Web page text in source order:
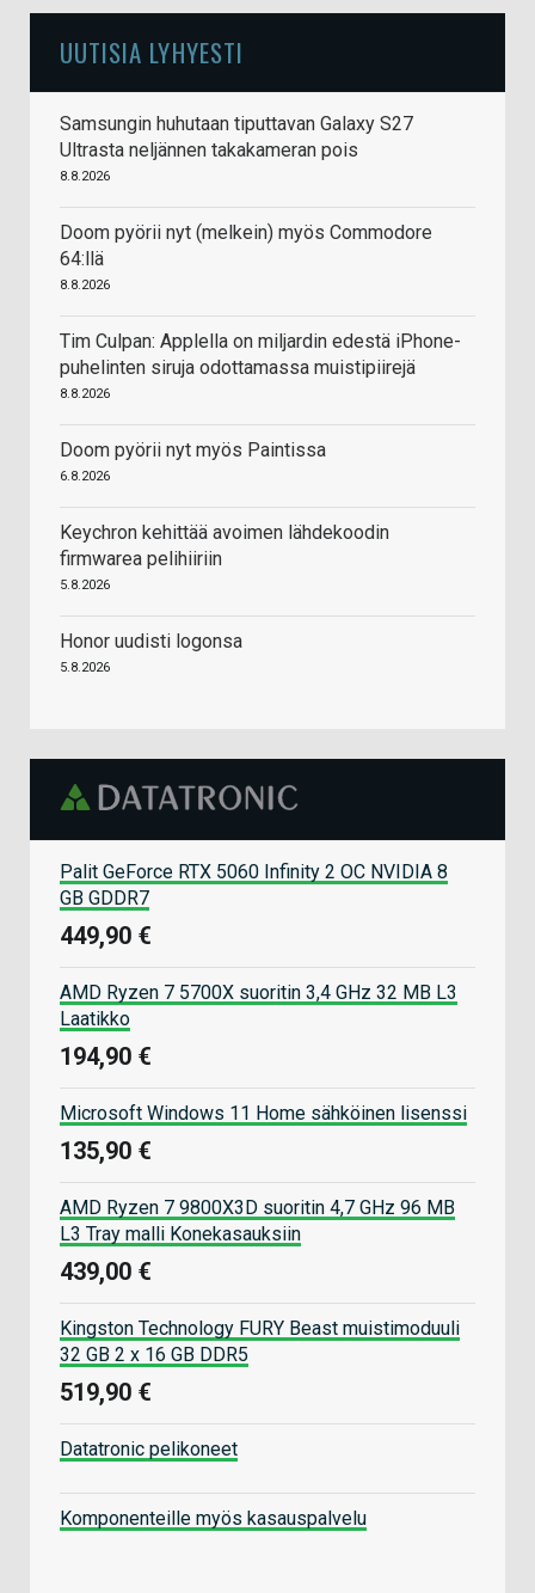
UUTISIA LYHYESTI
Samsungin huhutaan tiputtavan Galaxy S27
Ultrasta neljännen takakameran pois
8.8.2026
Doom pyörii nyt (melkein) myös Commodore
64:llä
8.8.2026
Tim Culpan: Applella on miljardin edestä iPhone-
puhelinten siruja odottamassa muistipiirejä
8.8.2026
Doom pyörii nyt myös Paintissa
6.8.2026
Keychron kehittää avoimen lähdekoodin
firmwarea pelihiiriin
5.8.2026
Honor uudisti logonsa
5.8.2026
Palit GeForce RTX 5060 Infinity 2 OC NVIDIA 8
GB GDDR7
449,90 €
AMD Ryzen 7 5700X suoritin 3,4 GHz 32 MB L3
Laatikko
194,90 €
Microsoft Windows 11 Home sähköinen lisenssi
135,90 €
AMD Ryzen 7 9800X3D suoritin 4,7 GHz 96 MB
L3 Tray malli Konekasauksiin
439,00 €
Kingston Technology FURY Beast muistimoduuli
32 GB 2 x 16 GB DDR5
519,90 €
Datatronic pelikoneet
Komponenteille myös kasauspalvelu